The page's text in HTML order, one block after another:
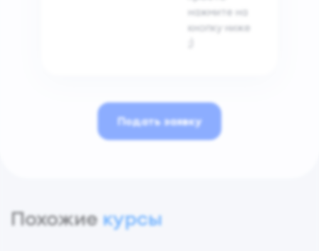
нажмите на
кнопку ниже
Подать заявку
Похожиекурсы